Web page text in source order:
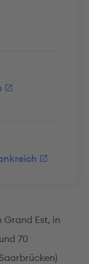
Grand Est, in
70